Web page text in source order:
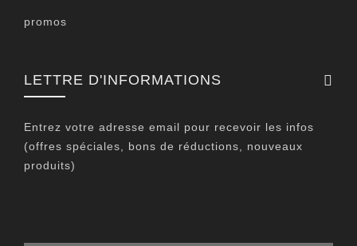
promos
LETTRE D'INFORMATIONS
Entrez votre adresse email pour recevoir les infos
(offres spéciales, bons de réductions, nouveaux
produits)